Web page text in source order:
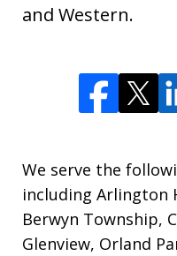
and Western.
We serve the
including Arlington
Berwyn Township,
Glenview, Orland